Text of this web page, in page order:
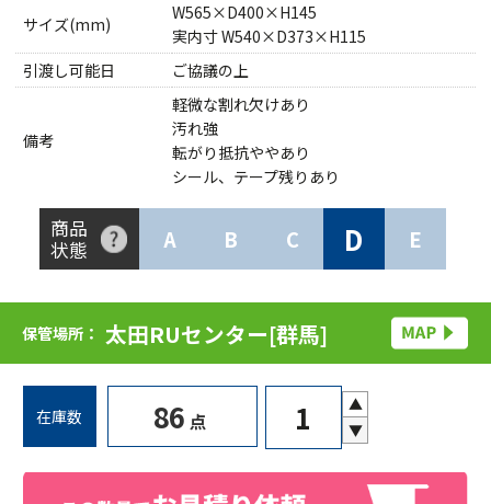
サイズ(mm)
W565×D400×H145
実内寸 W540×D373×H115
引渡し可能日
ご協議の上
備考
軽微な割れ欠けあり
汚れ強
転がり抵抗ややあり
シール、テープ残りあり
商品
状態
A B C D E
保管場所： 太田RUセンター[群馬]
在庫数 86 点
▲
▼